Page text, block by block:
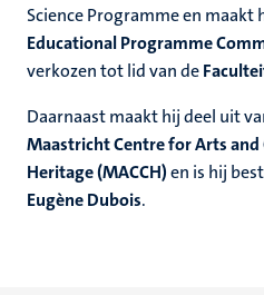
Science Programme en maakt
Educational Programme
verkozen tot lid van de
Daarnaast maakt hij deel uit
Maastricht Centre for Arts
Heritage (MACCH)en is hij
Eugène Dubois.